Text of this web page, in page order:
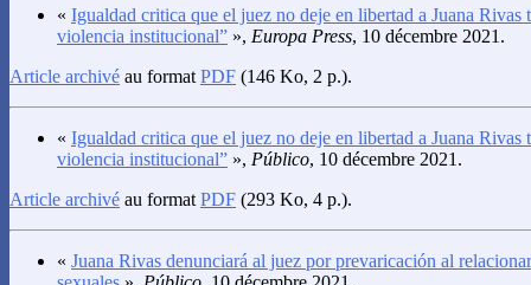
« Igualdad critica que el juez no deje en libertad a Juana Rivas
violencia institucional” », Europa Press, 10 décembre 2021.
Article archivé au formatPDF (146 Ko, 2 p.).
« Igualdad critica que el juez no deje en libertad a Juana Rivas
violencia institucional” », Público, 10 décembre 2021.
Article archivé au formatPDF (293 Ko, 4 p.).
« Juana Rivas denunciará al juez por prevaricación al